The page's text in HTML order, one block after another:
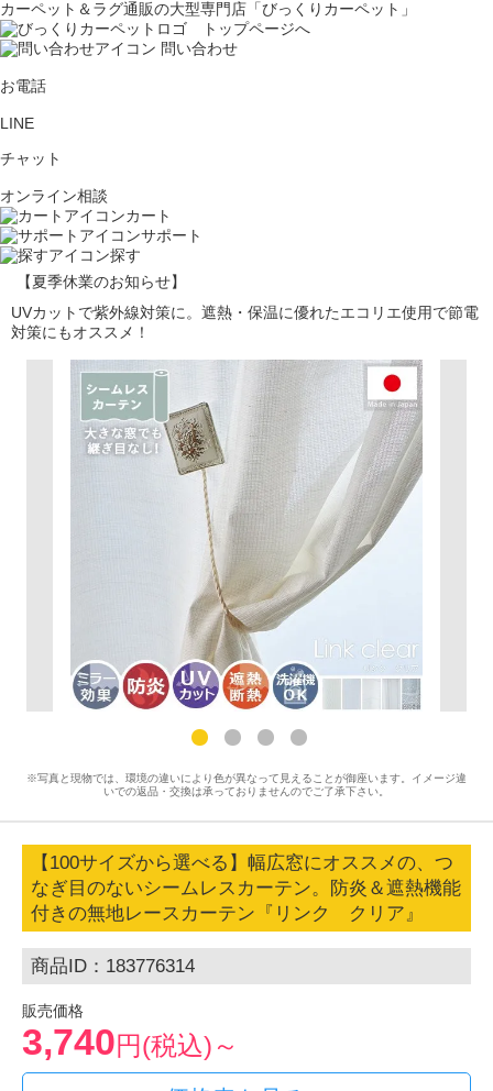
カーペット＆ラグ通販の大型専門店「びっくりカーペット」
問い合わせ
お電話
LINE
チャット
オンライン相談
カート
サポート
探す
【夏季休業のお知らせ】
UVカットで紫外線対策に。遮熱・保温に優れたエコリエ使用で節電
対策にもオススメ！
※写真と現物では、環境の違いにより色が異なって見えることが御座います。イメージ違
いでの返品・交換は承っておりませんのでご了承下さい。
【100サイズから選べる】幅広窓にオススメの、つ
なぎ目のないシームレスカーテン。防炎＆遮熱機能
付きの無地レースカーテン『リンク クリア』
商品ID：183776314
販売価格
3,740円(税込)～